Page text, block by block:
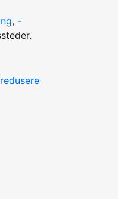
, -
redusere